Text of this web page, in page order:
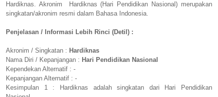
Hardiknas. Akronim Hardiknas (Hari Pendidikan Nasional) merupakan
singkatan/akronim resmi dalam Bahasa Indonesia.
Penjelasan / Informasi Lebih Rinci (Detil) :
Akronim / Singkatan : Hardiknas
Nama Diri / Kepanjangan : Hari Pendidikan Nasional
Kependekan Alternatif : -
Kepanjangan Alternatif : -
Kesimpulan 1 : Hardiknas adalah singkatan dari Hari Pendidikan